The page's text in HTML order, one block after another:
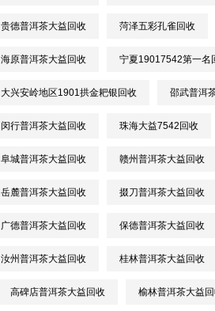
贵德普洱茶大益回收 菏泽五彩孔雀回收
海原普洱茶大益回收 宁夏19017542第一名
大兴安岭地区1901拱金耙银回收 邵武普洱
闵行普洱茶大益回收 珠海大益7542回收
阜城普洱茶大益回收 赣州普洱茶大益回收
岳麓普洱茶大益回收 掇刀普洱茶大益回收
广德普洱茶大益回收 保德普洱茶大益回收
汝州普洱茶大益回收 桂林普洱茶大益回收
高碑店普洱茶大益回收 榆林普洱茶大益